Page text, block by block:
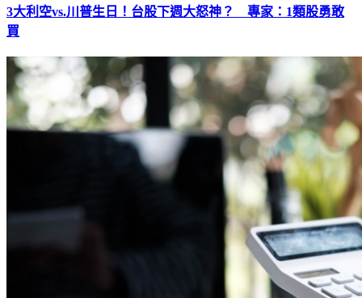
3大利空vs.川普生日！台股下週大怒神？ 專家：1類股勇敢
買